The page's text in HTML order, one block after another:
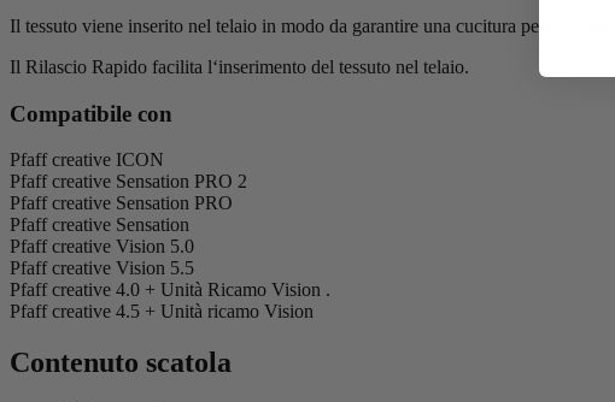
Il tessuto viene inserito nel telaio in modo da garantire una cucitura perfetta;
Il Rilascio Rapido facilita l‘inserimento del tessuto nel telaio.
Compatibile con
Pfaff creative ICON
Pfaff creative Sensation PRO 2
Pfaff creative Sensation PRO
Pfaff creative Sensation
Pfaff creative Vision 5.0
Pfaff creative Vision 5.5
Pfaff creative 4.0 + Unità Ricamo Vision .
Pfaff creative 4.5 + Unità ricamo Vision
Contenuto scatola